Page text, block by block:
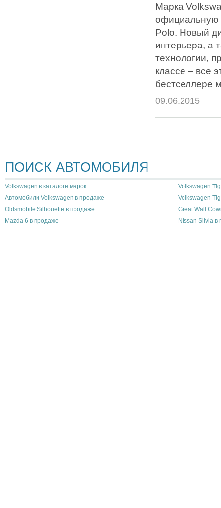
Марка
официальную
Polo. Новый
интерьера, а
технологии,
классе – все
бестселлере
09.06.2015
ПОИСК АВТОМОБИЛЯ
Volkswagen в каталоге марок
Volkswagen
Автомобили Volkswagen в продаже
Volkswagen
Oldsmobile Silhouette в продаже
Great Wall
Mazda 6 в продаже
Nissan Silvia в